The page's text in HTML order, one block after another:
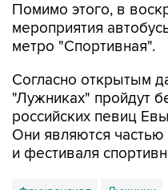
Помимо этого, в
мероприятия
метро "Спортивная".
Согласно открытым
"Лужниках" пройдут
российских певиц
Они являются частью
и фестиваля